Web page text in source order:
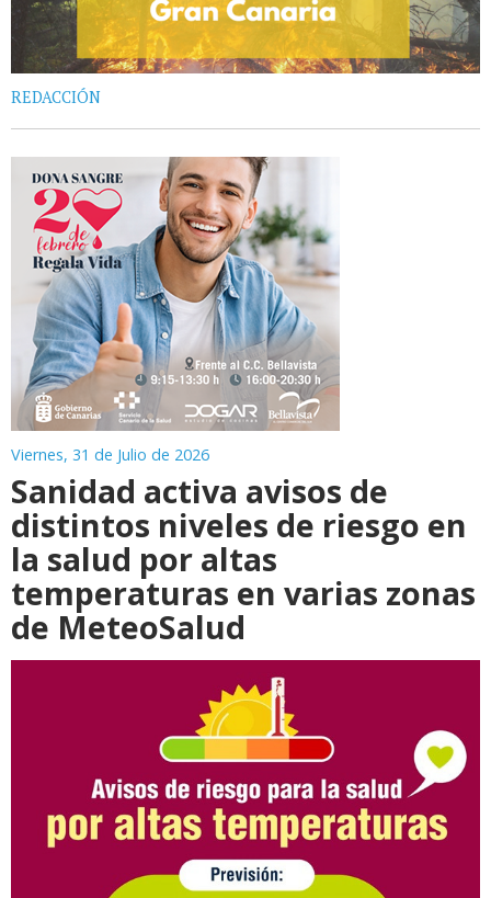
REDACCIÓN
Viernes, 31 de Julio de 2026
Sanidad activa avisos de
distintos niveles de riesgo en
la salud por altas
temperaturas en varias zonas
de MeteoSalud